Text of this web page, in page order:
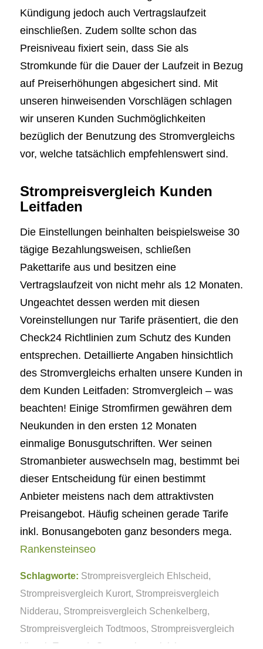
Kündigung jedoch auch Vertragslaufzeit
einschließen. Zudem sollte schon das
Preisniveau fixiert sein, dass Sie als
Stromkunde für die Dauer der Laufzeit in Bezug
auf Preiserhöhungen abgesichert sind. Mit
unseren hinweisenden Vorschlägen schlagen
wir unseren Kunden Suchmöglichkeiten
bezüglich der Benutzung des Stromvergleichs
vor, welche tatsächlich empfehlenswert sind.
Strompreisvergleich Kunden
Leitfaden
Die Einstellungen beinhalten beispielsweise 30
tägige Bezahlungsweisen, schließen
Pakettarife aus und besitzen eine
Vertragslaufzeit von nicht mehr als 12 Monaten.
Ungeachtet dessen werden mit diesen
Voreinstellungen nur Tarife präsentiert, die den
Check24 Richtlinien zum Schutz des Kunden
entsprechen. Detaillierte Angaben hinsichtlich
des Stromvergleichs erhalten unsere Kunden in
dem Kunden Leitfaden: Stromvergleich – was
beachten! Einige Stromfirmen gewähren dem
Neukunden in den ersten 12 Monaten
einmalige Bonusgutschriften. Wer seinen
Stromanbieter auswechseln mag, bestimmt bei
dieser Entscheidung für einen bestimmt
Anbieter meistens nach dem attraktivsten
Preisangebot. Häufig scheinen gerade Tarife
inkl. Bonusangeboten ganz besonders mega.
Rankensteinseo
Schlagworte: Strompreisvergleich Ehlscheid,
Strompreisvergleich Kurort, Strompreisvergleich
Nidderau, Strompreisvergleich Schenkelberg,
Strompreisvergleich Todtmoos, Strompreisvergleich
Viereth-Trunstadt
Strompreisvergleich